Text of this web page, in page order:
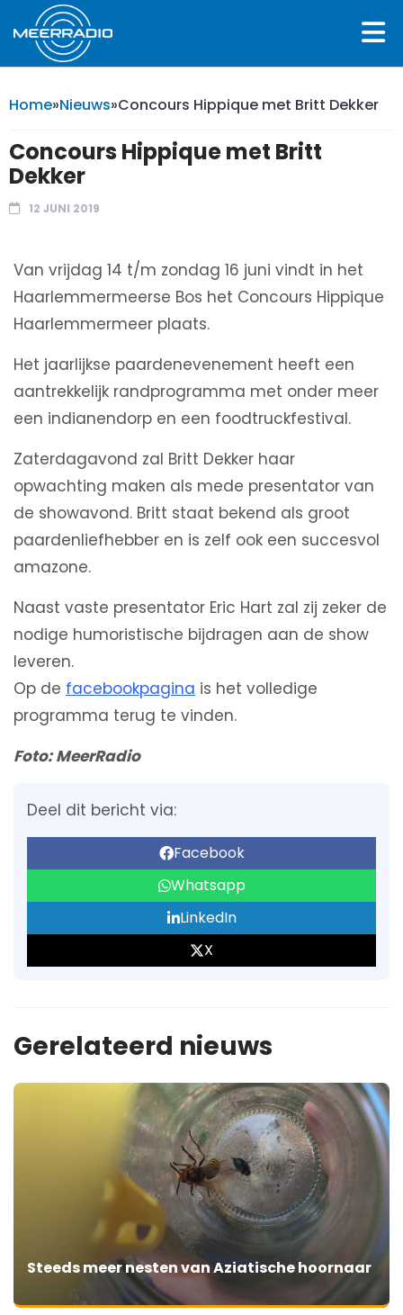
Home»Nieuws»Concours Hippique met Britt Dekker
Concours Hippique met Britt
Dekker
12 JUNI 2019
Van vrijdag 14 t/m zondag 16 juni vindt in het
Haarlemmermeerse Bos het Concours Hippique
Haarlemmermeer plaats.
Het jaarlijkse paardenevenement heeft een
aantrekkelijk randprogramma met onder meer
een indianendorp en een foodtruckfestival.
Zaterdagavond zal Britt Dekker haar
opwachting maken als mede presentator van
de showavond. Britt staat bekend als groot
paardenliefhebber en is zelf ook een succesvol
amazone.
Naast vaste presentator Eric Hart zal zij zeker de
nodige humoristische bijdragen aan de show
leveren.
Op de facebookpagina is het volledige
programma terug te vinden.
Foto: MeerRadio
Deel dit bericht via:
Facebook
Whatsapp
LinkedIn
X
Gerelateerd nieuws
Steeds meer nesten van Aziatische hoornaar